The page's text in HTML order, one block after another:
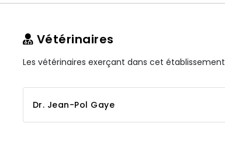
Vétérinaires
Les vétérinaires exerçant dans cet établissement
Dr. Jean-Pol Gaye